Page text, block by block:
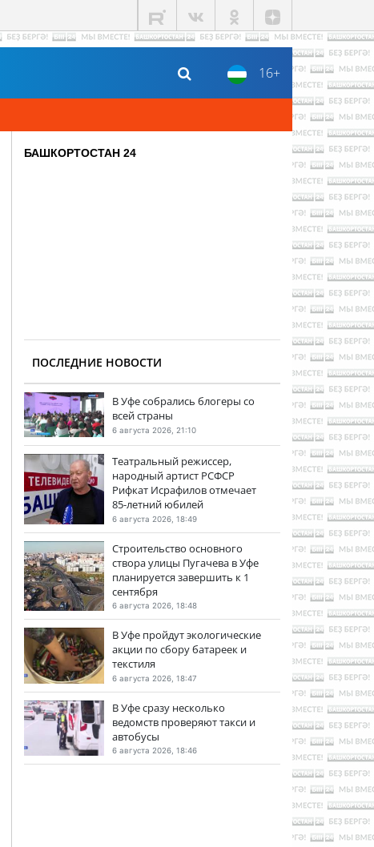
16+
БАШКОРТОСТАН 24
ПОСЛЕДНИЕ НОВОСТИ
В Уфе собрались блогеры со
всей страны
6 августа 2026, 21:10
Театральный режиссер,
народный артист РСФСР
Рифкат Исрафилов отмечает
85-летний юбилей
6 августа 2026, 18:49
Строительство основного
створа улицы Пугачева в Уфе
планируется завершить к 1
сентября
6 августа 2026, 18:48
В Уфе пройдут экологические
акции по сбору батареек и
текстиля
6 августа 2026, 18:47
В Уфе сразу несколько
ведомств проверяют такси и
автобусы
6 августа 2026, 18:46